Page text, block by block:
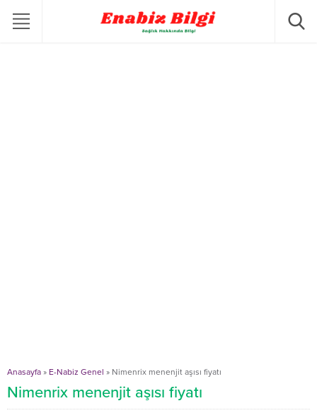
Anasayfa » E-Nabiz Genel » Nimenrix menenjit aşısı fiyatı
Nimenrix menenjit aşısı fiyatı